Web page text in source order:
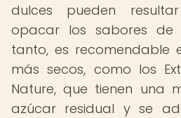
dulces pueden
opacar los sabores de
tanto, es recomendable
más secos, como los
Nature, que tienen una
azúcar residual y se